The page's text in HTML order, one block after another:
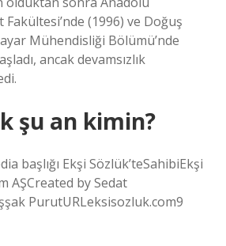
(1996) ve Doğuş
Mühendisliği Bölümü’nde
ancak devamsızlık
şu an kimin?
başlığı Ekşi Sözlük’teSahibiEkşi
AŞCreated by Sedat
PurutURLeksisozluk.com9